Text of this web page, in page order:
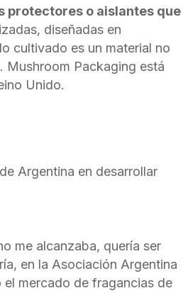
protectores o aislantes que
diseñadas en
cultivado es un material no
Packaging está
Unido.
Argentina en desarrollar
me alcanzaba, quería ser
en la Asociación Argentina
mercado de fragancias de